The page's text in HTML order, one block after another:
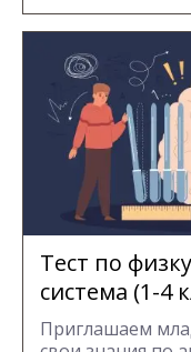
Тест по
система (1-4
Приглашаем